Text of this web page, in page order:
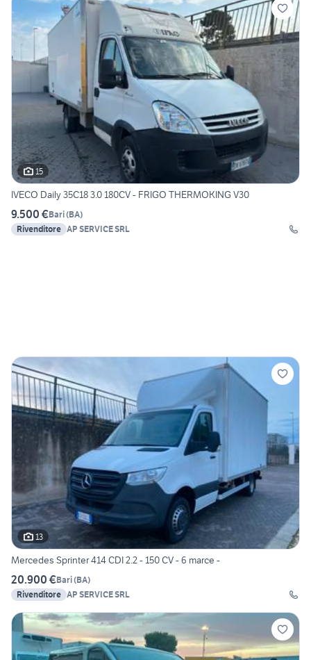
15
IVECO Daily 35C18 3.0 180CV - FRIGO THERMOKING V30
9.500 €Bari(BA)
Rivenditore AP SERVICE SRL
13
Mercedes Sprinter 414 CDI 2.2 - 150 CV - 6 marce -
20.900 €Bari(BA)
Rivenditore AP SERVICE SRL